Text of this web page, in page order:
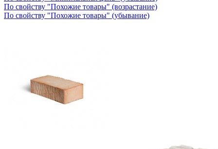
По свойству "Похожие товары" (возрастание)
По свойству "Похожие товары" (убывание)